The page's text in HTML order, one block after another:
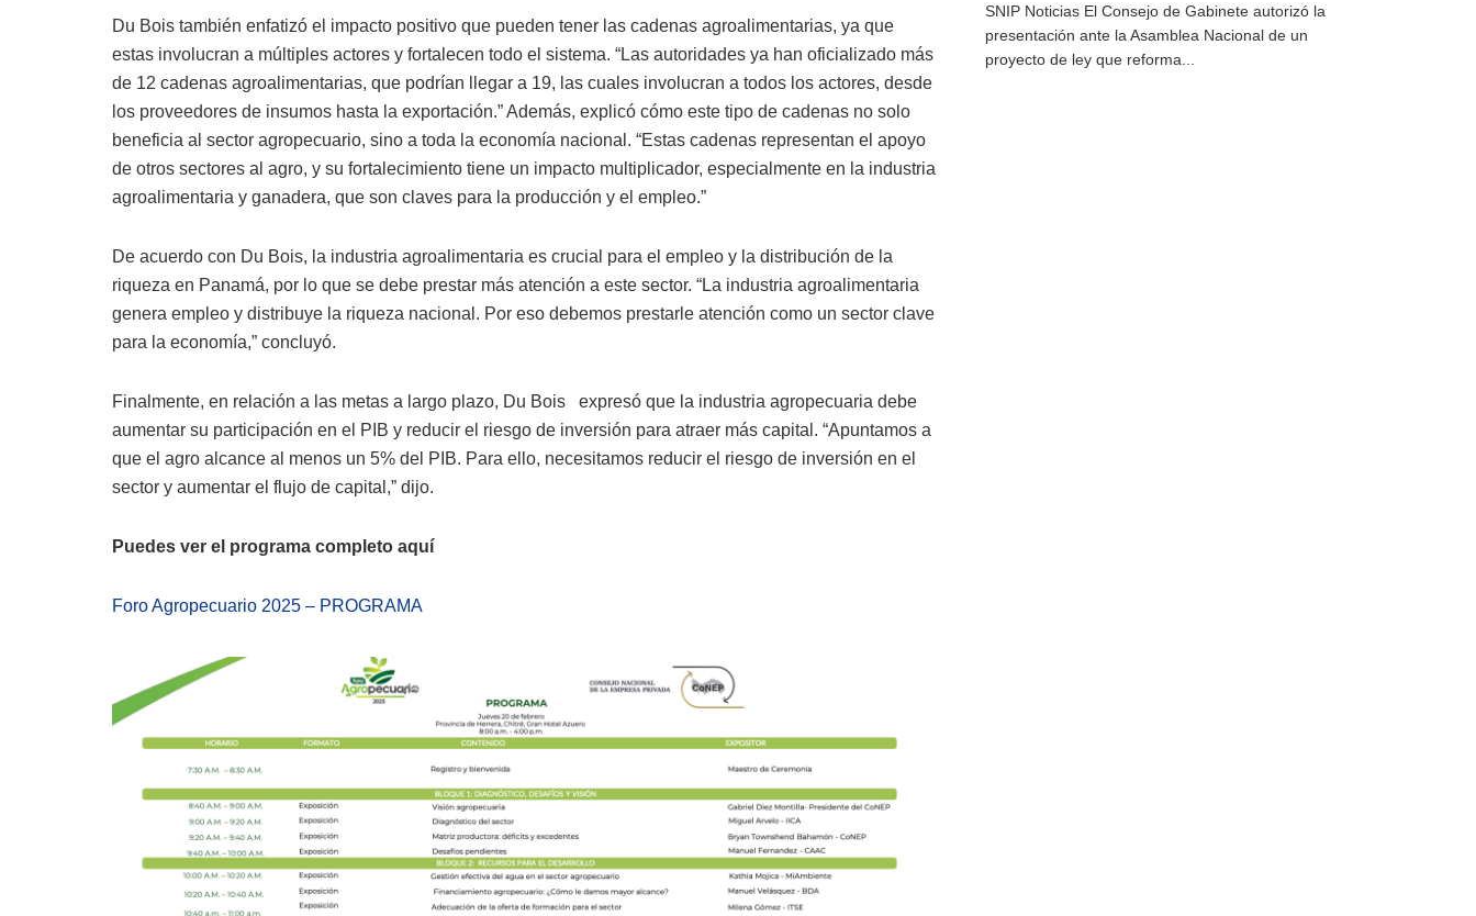
Du Bois también enfatizó el impacto positivo que pueden tener las cadenas agroalimentarias, ya que
estas involucran a múltiples actores y fortalecen todo el sistema. “Las autoridades ya han oficializado más
de 12 cadenas agroalimentarias, que podrían llegar a 19, las cuales involucran a todos los actores, desde
los proveedores de insumos hasta la exportación.” Además, explicó cómo este tipo de cadenas no solo
beneficia al sector agropecuario, sino a toda la economía nacional. “Estas cadenas representan el apoyo
de otros sectores al agro, y su fortalecimiento tiene un impacto multiplicador, especialmente en la industria
agroalimentaria y ganadera, que son claves para la producción y el empleo.”
De acuerdo con Du Bois, la industria agroalimentaria es crucial para el empleo y la distribución de la
riqueza en Panamá, por lo que se debe prestar más atención a este sector. “La industria agroalimentaria
genera empleo y distribuye la riqueza nacional. Por eso debemos prestarle atención como un sector clave
para la economía,” concluyó.
Finalmente, en relación a las metas a largo plazo, Du Bois expresó que la industria agropecuaria debe
aumentar su participación en el PIB y reducir el riesgo de inversión para atraer más capital. “Apuntamos a
que el agro alcance al menos un 5% del PIB. Para ello, necesitamos reducir el riesgo de inversión en el
sector y aumentar el flujo de capital,” dijo.
Puedes ver el programa completo aquí
Foro Agropecuario 2025 – PROGRAMA
SNIP Noticias El Consejo de Gabinete autorizó la
presentación ante la Asamblea Nacional de un
proyecto de ley que reforma...